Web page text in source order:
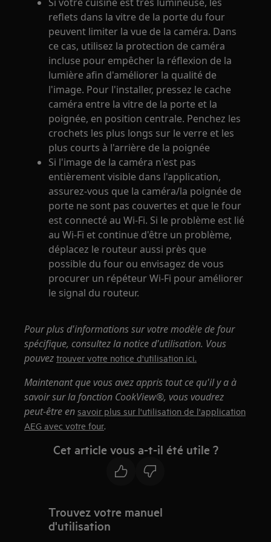
reflets dans la vitre de la porte du four
peuvent limiter la vue de la caméra. Dans
ce cas, utilisez la protection de caméra
incluse pour empêcher la réflexion de la
lumière afin d'améliorer la qualité de
l'image. Pour l'installer, pressez le cache
caméra entre la vitre de la porte et la
poignée, en position centrale. Penchez les
crochets les plus longs sur le verre et les
plus courts à l'arrière de la poignée
Si l'image de la caméra n'est pas
entièrement visible dans l'application,
assurez-vous que la caméra/la poignée de
porte ne sont pas couvertes et que le four
est connecté au Wi-Fi. Si le problème est lié
au Wi-Fi et continue d'être un problème,
déplacez le routeur aussi près que
possible du four ou envisagez de vous
procurer un répéteur Wi-Fi pour améliorer
le signal du routeur.
Pour plus d'informations sur votre modèle de four
spécifique, consultez la notice d'utilisation. Vous
pouveztrouver votre notice d'utilisation ici.
Maintenant que vous avez appris tout ce qu'il y a à
savoir sur la fonction CookView®, vous voudrez
peut-être ensavoir plus sur l'utilisation de l'application
AEG avec votre four.
Cet article vous a-t-il été utile ?
Trouvez votre manuel
d'utilisation